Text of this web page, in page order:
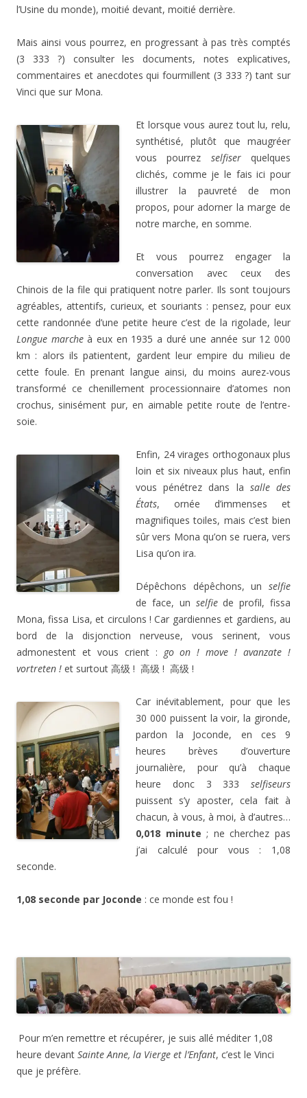
l’Usine du monde), moitié devant, moitié derrière.
Mais ainsi vous pourrez, en progressant à pas très comptés
(3 333 ?) consulter les documents, notes explicatives,
commentaires et anecdotes qui fourmillent (3 333 ?) tant sur
Vinci que sur Mona.
Et lorsque vous aurez tout lu, relu,
synthétisé, plutôt que maugréer
vous pourrez selfiserquelques
clichés, comme je le fais ici pour
illustrer la pauvreté de mon
propos, pour adorner la marge de
notre marche, en somme.
Et vous pourrez engager la
conversation avec ceux des
Chinois de la file qui pratiquent notre parler. Ils sont toujours
agréables, attentifs, curieux, et souriants : pensez, pour eux
cette randonnée d’une petite heure c’est de la rigolade, leur
Longue marcheà eux en 1935 a duré une année sur 12 000
km : alors ils patientent, gardent leur empire du milieu de
cette foule. En prenant langue ainsi, du moins aurez-vous
transformé ce chenillement processionnaire d’atomes non
crochus, sinisément pur, en aimable petite route de l’entre-
soie.
Enfin, 24 virages orthogonaux plus
loin et six niveaux plus haut, enfin
vous pénétrez dans la salle des
États, ornée d’immenses et
magnifiques toiles, mais c’est bien
sûr vers Mona qu’on se ruera, vers
Lisa qu’on ira.
Dépêchons dépêchons, un selfie
de face, un selfiede profil, fissa
Mona, fissa Lisa, et circulons ! Car gardiennes et gardiens, au
bord de la disjonction nerveuse, vous serinent, vous
admonestent et vous crient : go on ! move ! avanzate !
vortreten ! et surtout 高级 ! 高级 ! 高级 !
Car inévitablement, pour que les
30 000 puissent la voir, la gironde,
pardon la Joconde, en ces 9
heures brèves d’ouverture
journalière, pour qu’à chaque
heure donc 3 333 selfiseurs
puissent s’y aposter, cela fait à
chacun, à vous, à moi, à d’autres…
0,018 minute ; ne cherchez pas
j’ai calculé pour vous : 1,08
seconde.
1,08 seconde par Joconde : ce monde est fou !
Pour m’en remettre et récupérer, je suis allé méditer 1,08
heure devant Sainte Anne, la Vierge et l’Enfant, c’est le Vinci
que je préfère.